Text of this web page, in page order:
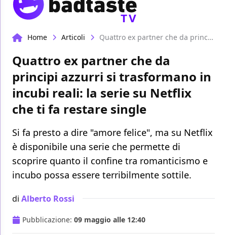
TV
Home Articoli Quattro ex partner che da principi azzurri si trasformano in incubi reali: la serie su Netflix che ti fa restare single
Quattro ex partner che da
principi azzurri si trasformano in
incubi reali: la serie su Netflix
che ti fa restare single
Si fa presto a dire "amore felice", ma su Netflix
è disponibile una serie che permette di
scoprire quanto il confine tra romanticismo e
incubo possa essere terribilmente sottile.
di Alberto Rossi
Pubblicazione: 09 maggio alle 12:40